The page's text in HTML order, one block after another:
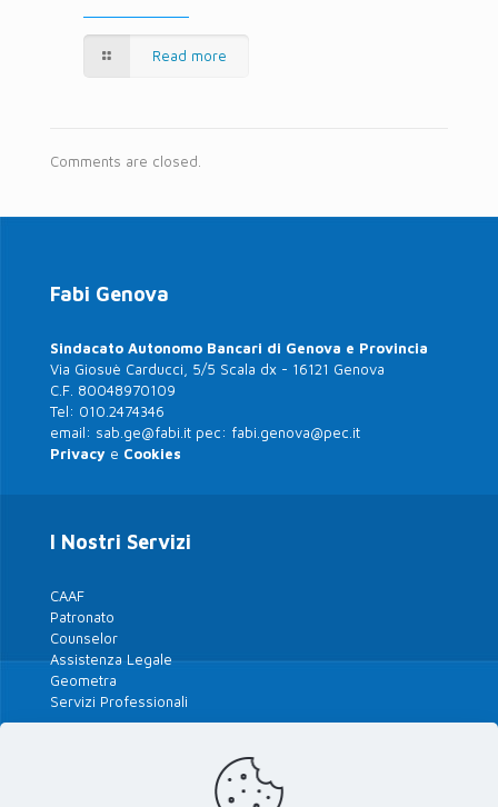
Read more
Comments are closed.
Fabi Genova
Sindacato Autonomo Bancari di Genova e Provincia
Via Giosuè Carducci, 5/5 Scala dx - 16121 Genova
C.F. 80048970109
Tel: 010.2474346
email: sab.ge@fabi.it pec: fabi.genova@pec.it
Privacy e Cookies
I Nostri Servizi
CAAF
Patronato
Counselor
Assistenza Legale
Geometra
Servizi Professionali